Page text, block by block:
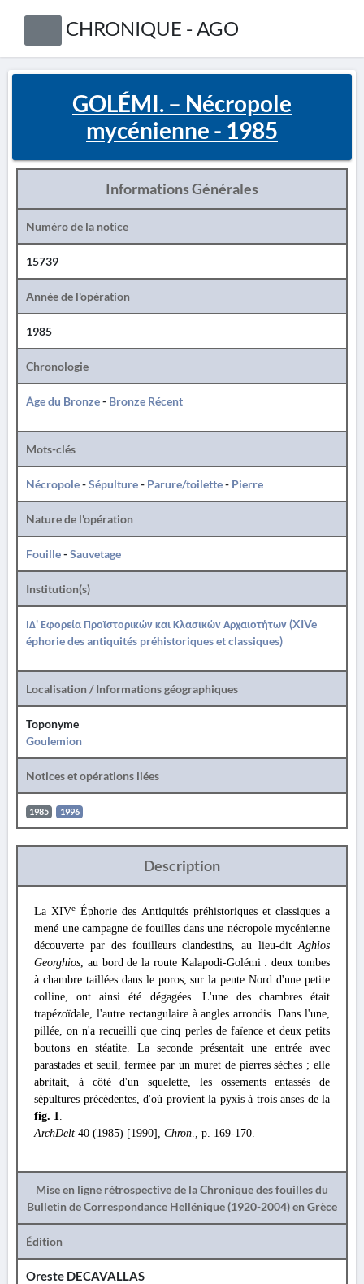
CHRONIQUE - AGO
GOLÉMI. – Nécropole
mycénienne - 1985
Informations Générales
Numéro de la notice
15739
Année de l'opération
1985
Chronologie
Âge du Bronze- Bronze Récent
Mots-clés
Nécropole-Sépulture- Parure/toilette- Pierre
Nature de l'opération
Fouille-Sauvetage
Institution(s)
ΙΔ' Εφορεία Προϊστορικών και Κλασικών Αρχαιοτήτων (XIVe
éphorie des antiquités préhistoriques et classiques)
Localisation / Informations géographiques
Toponyme
Goulemion
Notices et opérations liées
1985 1996
Description
La XIVe Éphorie des Antiquités préhistoriques et classiques a
mené une campagne de fouilles dans une nécropole mycénienne
découverte par des fouilleurs clandestins, au lieu-ditAghios
Georghios, au bord de la route Kalapodi-Golémi : deux tombes
à chambre taillées dans le poros, sur la pente Nord d'une petite
colline, ont ainsi été dégagées. L'une des chambres était
trapézoïdale, l'autre rectangulaire à angles arrondis. Dans l'une,
pillée, on n'a recueilli que cinq perles de faïence et deux petits
boutons en stéatite. La seconde présentait une entrée avec
parastades et seuil, fermée par un muret de pierres sèches ; elle
abritait, à côté d'un squelette, les ossements entassés de
sépultures précédentes, d'où provient la pyxis à trois anses de la
fig. 1.
ArchDelt 40 (1985) [1990], Chron., p. 169-170.
Mise en ligne rétrospective de la Chronique des fouilles du
Bulletin de Correspondance Hellénique (1920-2004) en Grèce
Édition
Oreste DECAVALLAS